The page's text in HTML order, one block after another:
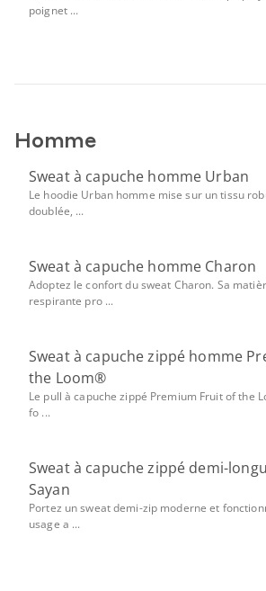
poignet ...
Homme
Sweat à capuche homme Urban
Le hoodie Urban homme mise sur un tissu
doublée, ...
Sweat à capuche homme Charon
Adoptez le confort du sweat Charon. Sa
respirante pro ...
Sweat à capuche zippé homme
the Loom®
Le pull à capuche zippé Premium Fruit of the
fo ...
Sweat à capuche zippé demi-
Sayan
Portez un sweat demi-zip moderne et
usage a ...